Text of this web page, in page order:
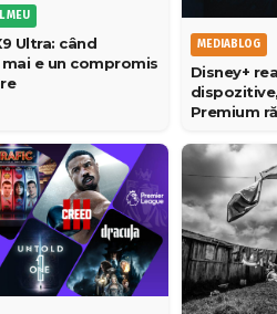
MEU
Ultra: când
e un compromis
MEDIABLOG
Disney+
Premium